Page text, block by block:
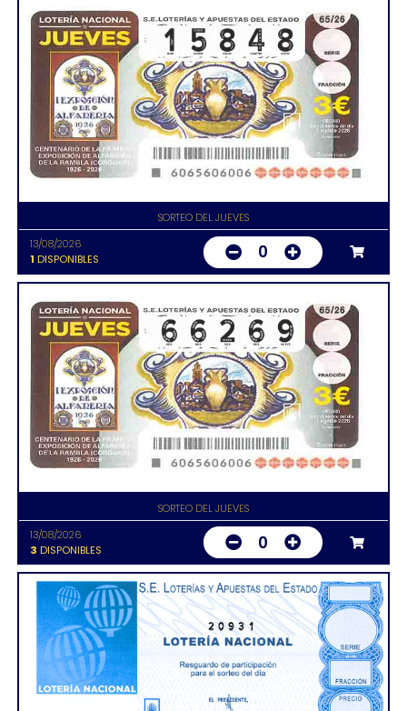
SORTEO DEL JUEVES
13/08/2026
1 DISPONIBLES 0
SORTEO DEL JUEVES
13/08/2026
3 DISPONIBLES 0
20931